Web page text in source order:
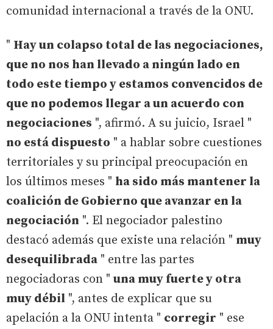
comunidad internacional a través de la ONU.
" Hay un colapso total de las negociaciones,
que no nos han llevado a ningún lado en
todo este tiempo y estamos convencidos de
que no podemos llegar a un acuerdo con
negociaciones ", afirmó. A su juicio, Israel "
no está dispuesto " a hablar sobre cuestiones
territoriales y su principal preocupación en
los últimos meses " ha sido más mantener la
coalición de Gobierno que avanzar en la
negociación ". El negociador palestino
destacó además que existe una relación " muy
desequilibrada " entre las partes
negociadoras con " una muy fuerte y otra
muy débil ", antes de explicar que su
apelación a la ONU intenta " corregir " ese